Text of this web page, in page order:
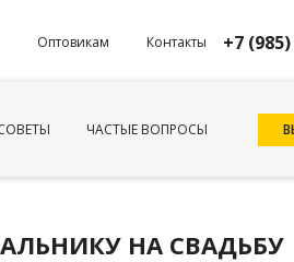
Оптовикам Контакты +7
ЧАСТЫЕ ВОПРОСЫ
НА СВАДЬБУ